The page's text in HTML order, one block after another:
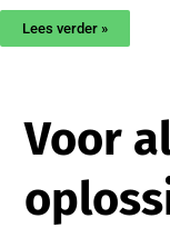
Lees verder »
Voor